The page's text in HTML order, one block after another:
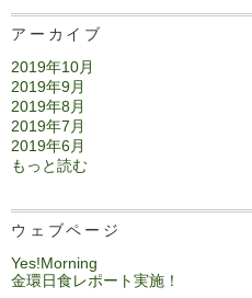
アーカイブ
2019年10月
2019年9月
2019年8月
2019年7月
2019年6月
もっと読む
ウェブページ
Yes!Morning
金環日食レポート実施！